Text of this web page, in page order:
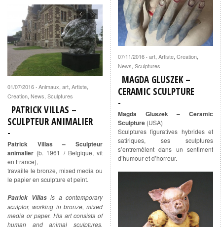
07/11/2016 · art, Artiste, Creation,
News, Sculptures
MAGDA GLUSZEK –
CERAMIC SCULPTURE
Magda Gluszek – Ceramic
Sculpture (USA)
Sculptures figuratives hybrides et
satiriques, ses sculptures
s’entremêlent dans un sentiment
d’humour et d’horreur.
01/07/2016 · Animaux, art, Artiste,
Creation, News, Sculptures
PATRICK VILLAS –
SCULPTEUR ANIMALIER
Patrick Villas – Sculpteur
animalier (b. 1961 / Belgique, vit
en France),
travaille le bronze, mixed media ou
le papier en sculpture et peint.
Patrick Villasis a contemporary
sculptor, working in bronze, mixed
media or paper. His art consists of
human and animal sculptures,